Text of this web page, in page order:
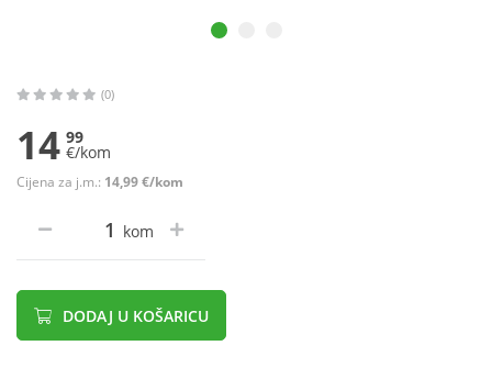
(0)
14 99
€/kom
Cijena za j.m.: 14,99 €/kom
kom
DODAJ U KOŠARICU